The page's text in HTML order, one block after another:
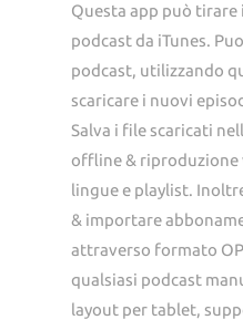
Questa app può
podcast da iTunes.
podcast, utilizzando
scaricare i nuovi
Salva i file scaricati
offline & riproduzione
lingue e playlist.
& importare
attraverso formato
qualsiasi podcast
layout per tablet,